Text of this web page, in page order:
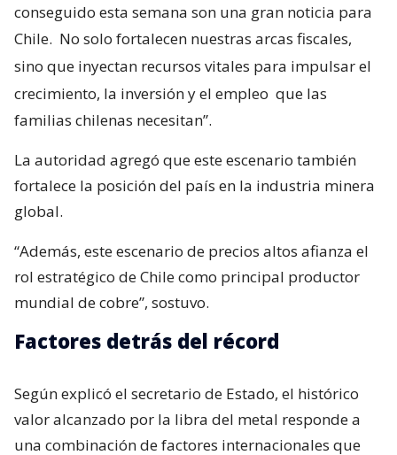
conseguido esta semana son una gran noticia para
Chile. No solo fortalecen nuestras arcas fiscales,
sino que inyectan recursos vitales para impulsar el
crecimiento, la inversión y el empleo que las
familias chilenas necesitan”.
La autoridad agregó que este escenario también
fortalece la posición del país en la industria minera
global.
“Además, este escenario de precios altos afianza el
rol estratégico de Chile como principal productor
mundial de cobre”, sostuvo.
Factores detrás del récord
Según explicó el secretario de Estado, el histórico
valor alcanzado por la libra del metal responde a
una combinación de factores internacionales que